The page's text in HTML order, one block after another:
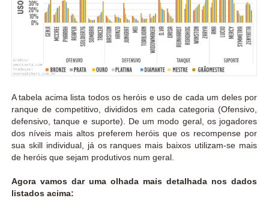
A tabela acima lista todos os heróis e uso de cada um deles por
ranque de competitivo, divididos em cada categoria (Ofensivo,
defensivo, tanque e suporte). De um modo geral, os jogadores
dos níveis mais altos preferem heróis que os recompense por
sua skill individual, já os ranques mais baixos utilizam-se mais
de heróis que sejam produtivos num geral.
Agora vamos dar uma olhada mais detalhada nos dados
listados acima: